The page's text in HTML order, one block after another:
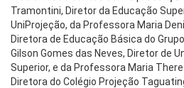
Tramontini, Diretor da Educação
UniProjeção, da Professora Maria
Diretora de Educação Básica do
Gilson Gomes das Neves, Diretor de
Superior, e da Professora Maria
Diretora do Colégio Projeção